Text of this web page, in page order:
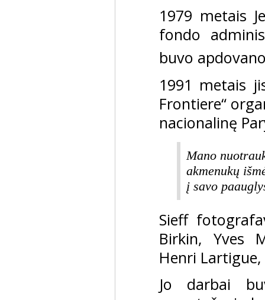
1979 metais
fondo
buvo
1991 metais
Frontiere“
nacionalinę
Mano
akmenukų
į savo
Sieff
Birkin, Yves
Henri
Jo darbai